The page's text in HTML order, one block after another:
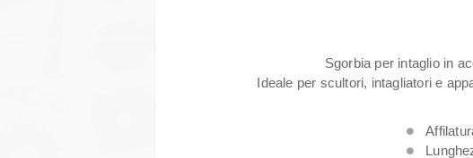
Sgorbia per intaglio in
Ideale per scultori, intagliatori e